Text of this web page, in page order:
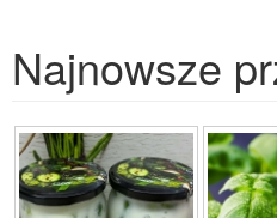
Najnowsze